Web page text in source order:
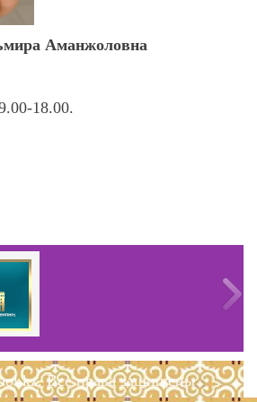
Аманжоловна
18.00.
Все права защищены